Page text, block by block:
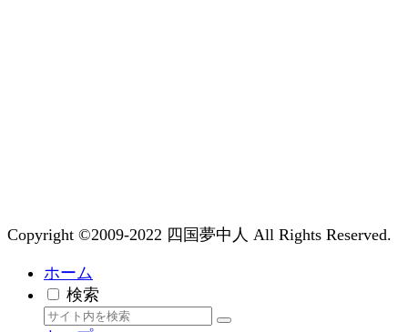
Copyright ©2009-2022 四国夢中人 All Rights Reserved.
ホーム
検索